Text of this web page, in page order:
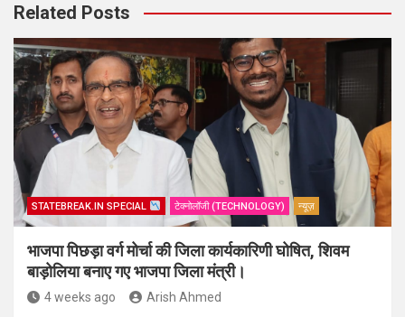
Related Posts
STATEBREAK.IN SPECIAL टेक्नोलॉजी (TECHNOLOGY) न्यूज़
भाजपा पिछड़ा वर्ग मोर्चा की जिला कार्यकारिणी घोषित, शिवम
बाड़ोलिया बनाए गए भाजपा जिला मंत्री।
4 weeks ago Arish Ahmed